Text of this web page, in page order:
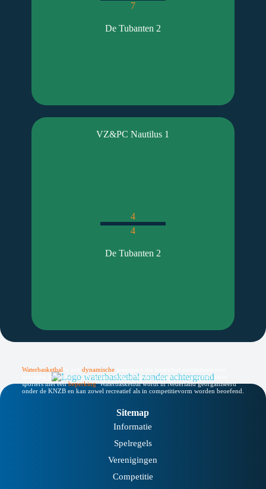
7
De Tubanten 2
VZ&PC Nautilus 1
4
4
De Tubanten 2
Waterbasketbal dynamische
bewegen in het water. De sport is laagdrempelig, inclusief en geschikt voor
sporters met een beperking.Waterbasketbal wordt in Nederland georganiseerd
onder de KNZB en kan zowel recreatief als in competitievorm worden beoefend.
Sitemap
Informatie
Spelregels
Verenigingen
Competitie